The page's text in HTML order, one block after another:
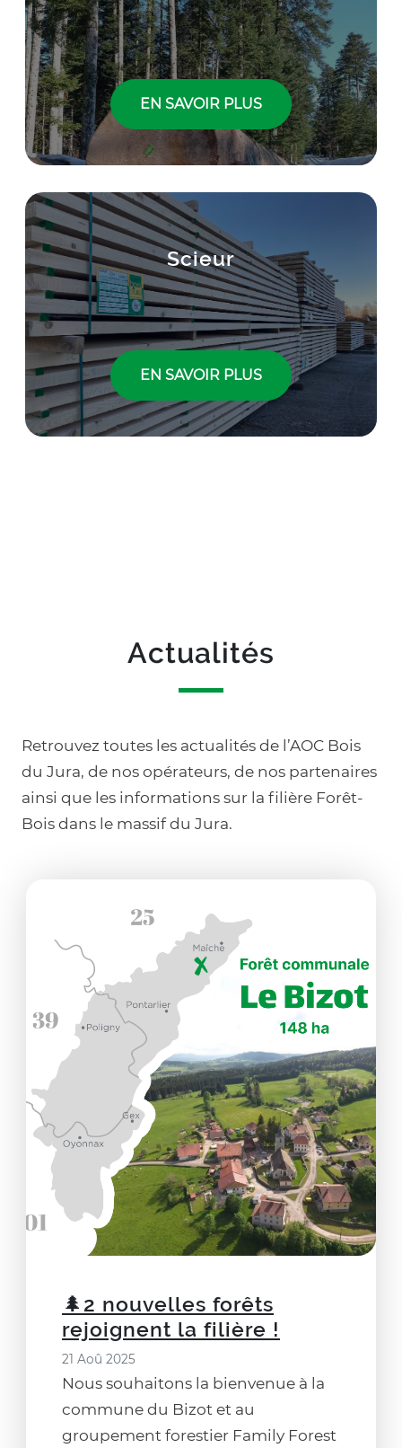
Lien
EN SAVOIR PLUS
Titre Scieur
Lien
EN SAVOIR PLUS
Actualités
Retrouvez toutes les actualités de l’AOC Bois
du Jura, de nos opérateurs, de nos partenaires
ainsi que les informations sur la filière Forêt-
Bois dans le massif du Jura.
🌲2 nouvelles forêts
rejoignent la filière !
21 Aoû 2025
Nous souhaitons la bienvenue à la
commune du Bizot et au
groupement forestier Family Forest